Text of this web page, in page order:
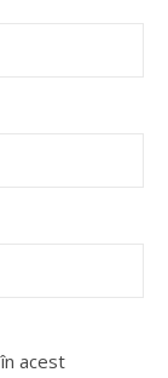
acest